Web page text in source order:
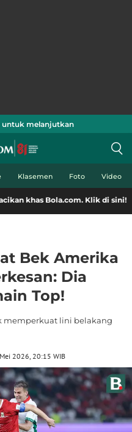
untuk melanjutkan
Klasemen Foto Video
Klik di sini!
Bek Amerika
Dia
Top!
memperkuat lini belakang
2026, 20:15 WIB